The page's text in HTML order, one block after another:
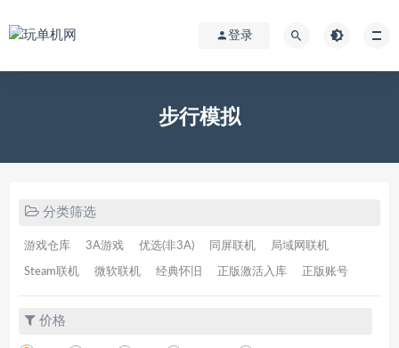
登录
步行模拟
分类筛选
游戏仓库 3A游戏 优选(非3A) 同屏联机 局域网联机
Steam联机 微软联机 经典怀旧 正版激活入库 正版账号
价格